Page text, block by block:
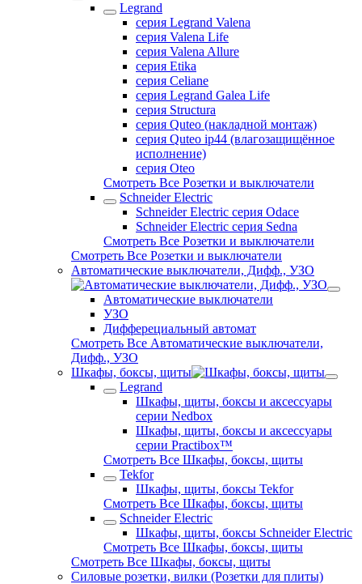
Legrand
серия Legrand Valena
серия Valena Life
серия Valena Allure
серия Etika
серия Celiane
серия Legrand Galea Life
серия Structura
серия Quteo (накладной монтаж)
серия Quteo ip44 (влагозащищённое
исполнение)
серия Oteo
Смотреть Все Розетки и выключатели
Schneider Electric
Schneider Electric серия Odace
Schneider Electric серия Sedna
Смотреть Все Розетки и выключатели
Смотреть Все Розетки и выключатели
Автоматические выключатели, Дифф., УЗО
Автоматические выключатели
УЗО
Дифферециальный автомат
Смотреть Все Автоматические выключатели,
Дифф., УЗО
Шкафы, боксы, щиты
Legrand
Шкафы, щиты, боксы и аксессуары
серии Nedbox
Шкафы, щиты, боксы и аксессуары
серии Practibox™
Смотреть Все Шкафы, боксы, щиты
Tekfor
Шкафы, щиты, боксы Tekfor
Смотреть Все Шкафы, боксы, щиты
Schneider Electric
Шкафы, щиты, боксы Schneider Electric
Смотреть Все Шкафы, боксы, щиты
Смотреть Все Шкафы, боксы, щиты
Силовые розетки, вилки (Розетки для плиты)